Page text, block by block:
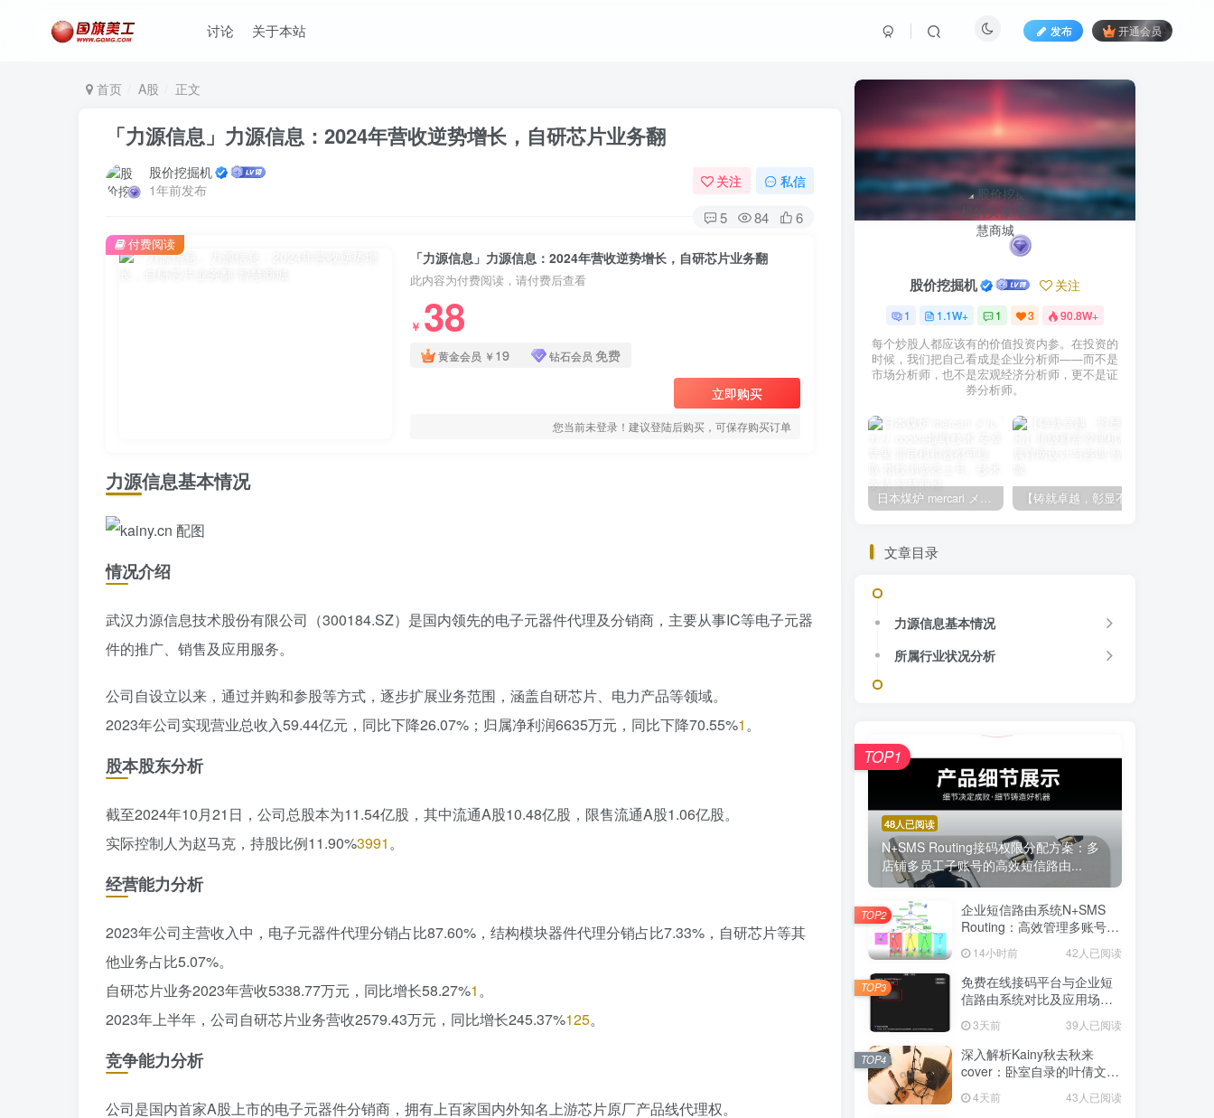
讨论 关于本站 发布 开通会员
首页 A股 正文
「力源信息」力源信息：2024年营收逆势增长，自研芯片业务翻
股价挖掘机
1年前发布
关注 私信
5 84 6
「力源信息」力源信息：2024年营收逆势增长，自研芯片业务翻
此内容为付费阅读，请付费后查看
￥ 38
黄金会员 ￥ 19 钻石会员 免费
立即购买
您当前未登录！建议登陆后购买，可保存购买订单
付费阅读
力源信息基本情况
情况介绍
武汉力源信息技术股份有限公司（300184.SZ）是国内领先的电子元器件代理及分销商，主要从事IC等电子元器
件的推广、销售及应用服务。
公司自设立以来，通过并购和参股等方式，逐步扩展业务范围，涵盖自研芯片、电力产品等领域。
2023年公司实现营业总收入59.44亿元，同比下降26.07%；归属净利润6635万元，同比下降70.55%1。
股本股东分析
截至2024年10月21日，公司总股本为11.54亿股，其中流通A股10.48亿股，限售流通A股1.06亿股。
实际控制人为赵马克，持股比例11.90%3991。
经营能力分析
2023年公司主营收入中，电子元器件代理分销占比87.60%，结构模块器件代理分销占比7.33%，自研芯片等其
他业务占比5.07%。
自研芯片业务2023年营收5338.77万元，同比增长58.27%1。
2023年上半年，公司自研芯片业务营收2579.43万元，同比增长245.37%125。
竞争能力分析
公司是国内首家A股上市的电子元器件分销商，拥有上百家国内外知名上游芯片原厂产品线代理权。
股价挖掘机 关注
1 1.1W+ 1 3 90.8W+
每个炒股人都应该有的价值投资内参。在投资的
时候，我们把自己看成是企业分析师——而不是
市场分析师，也不是宏观经济分析师，更不是证
券分析师。
日本煤炉 mercari メルカリ cookie提取技术 安卓 苹果 雷电模拟器都可提取,指纹浏览器上号。技术支持
文章目录
力源信息基本情况
所属行业状况分析
48人已阅读
N+SMS Routing接码权限分配方案：多
店铺多员工子账号的高效短信路由...
TOP1
企业短信路由系统N+SMS
Routing：高效管理多账号验
14小时前 42人已阅读
TOP2
免费在线接码平台与企业短
信路由系统对比及应用场景
3天前 39人已阅读
TOP3
深入解析Kainy秋去秋来
cover：卧室自录的叶倩文经
4天前 43人已阅读
TOP4